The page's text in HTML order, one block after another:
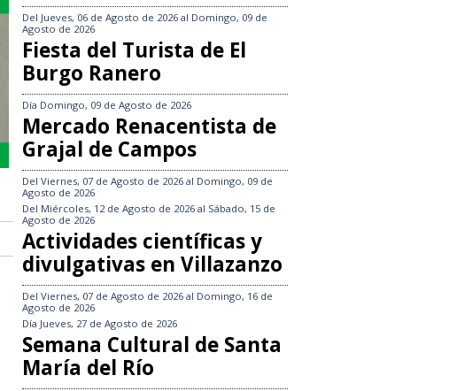
Del Jueves, 06 de Agosto de 2026 al Domingo, 09 de
Agosto de 2026
Fiesta del Turista de El
Burgo Ranero
Día Domingo, 09 de Agosto de 2026
Mercado Renacentista de
Grajal de Campos
Del Viernes, 07 de Agosto de 2026 al Domingo, 09 de
Agosto de 2026
Del Miércoles, 12 de Agosto de 2026 al Sábado, 15 de
Agosto de 2026
Actividades científicas y
divulgativas en Villazanzo
Del Viernes, 07 de Agosto de 2026 al Domingo, 16 de
Agosto de 2026
Día Jueves, 27 de Agosto de 2026
Semana Cultural de Santa
María del Río